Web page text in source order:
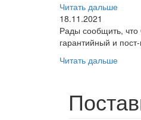
Читать дальше
18.11.2021
Рады сообщить,
гарантийный и
Читать дальше